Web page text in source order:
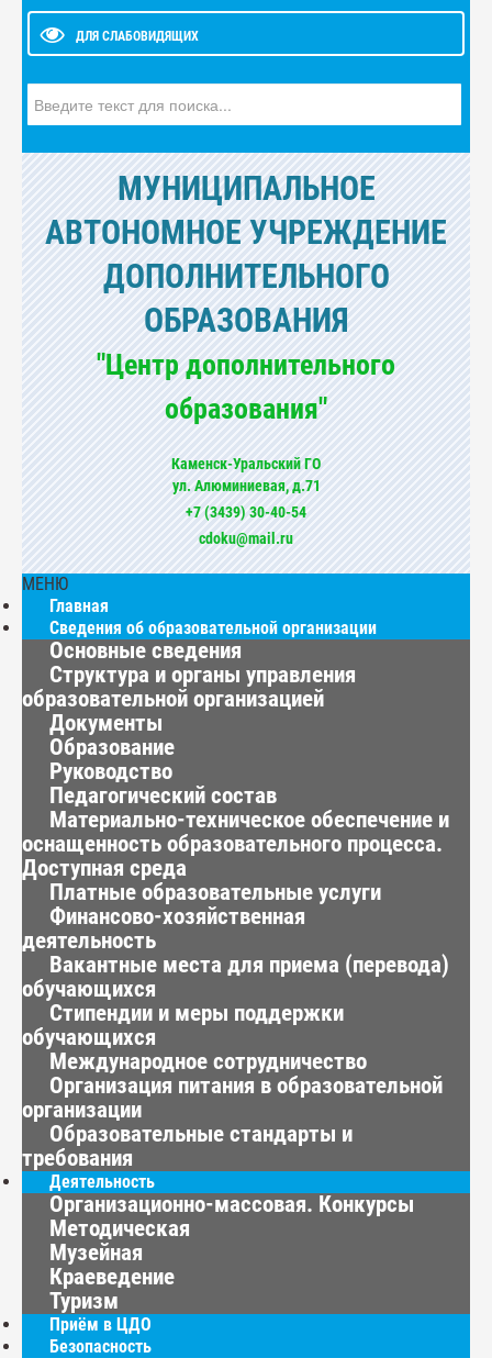
ДЛЯ СЛАБОВИДЯЩИХ
МУНИЦИПАЛЬНОЕ
АВТОНОМНОЕ УЧРЕЖДЕНИЕ
ДОПОЛНИТЕЛЬНОГО
ОБРАЗОВАНИЯ
"Центр дополнительного
образования"
Каменск-Уральский ГО
ул. Алюминиевая, д.71
+7 (3439) 30-40-54
cdoku@mail.ru
МЕНЮ
Главная
Сведения об образовательной организации
Основные сведения
Структура и органы управления
образовательной организацией
Документы
Образование
Руководство
Педагогический состав
Материально-техническое обеспечение и
оснащенность образовательного процесса.
Доступная среда
Платные образовательные услуги
Финансово-хозяйственная
деятельность
Вакантные места для приема (перевода)
обучающихся
Стипендии и меры поддержки
обучающихся
Международное сотрудничество
Организация питания в образовательной
организации
Образовательные стандарты и
требования
Деятельность
Организационно-массовая. Конкурсы
Методическая
Музейная
Краеведение
Туризм
Приём в ЦДО
Безопасность